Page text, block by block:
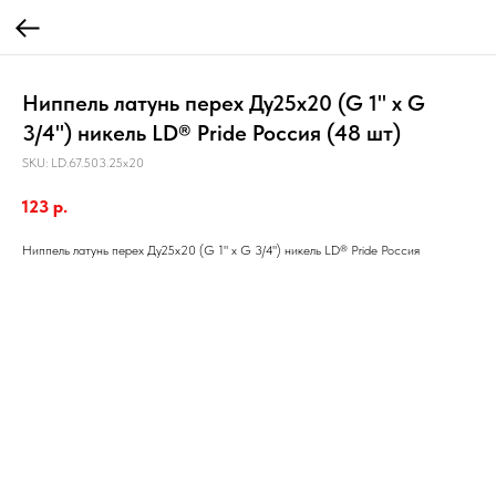
Ниппель латунь перех Ду25х20 (G 1" х G
3/4") никель LD® Pride Россия (48 шт)
SKU: LD.67.503.25х20
123 р.
Ниппель латунь перех Ду25х20 (G 1" х G 3/4") никель LD® Pride Россия